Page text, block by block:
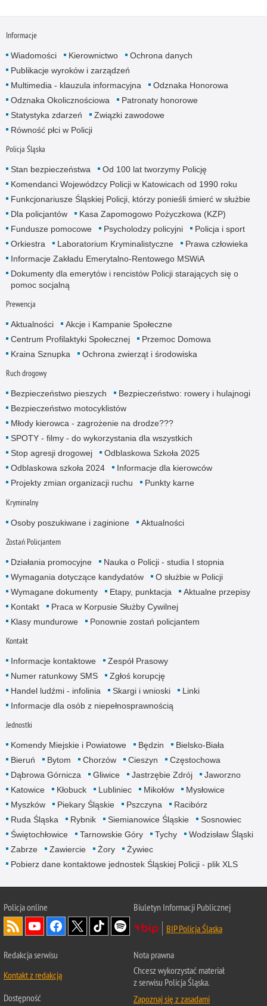
Informacje
Wiadomości Kierownictwo
Ochrona danych
Publikacje wyroków i zarządzeń
Multimedia - klauzula informacyjna
Odznaka Honorowa
Odznaka Okolicznościowa
Patronaty honorowe
Statystyka zdarzeń
Związki zawodowe
Równość płci w Policji
Policja Śląska
Stan bezpieczeństwa
Od 100 lat tworzymy Policję
Komendanci Wojewódzcy Policji w Katowicach od 1990 roku
Funkcjonariusze Śląskiej Policji, którzy ponieśli śmierć w służbie
Dla policjantów
Kasa Zapomogowo Pożyczkowa (KZP)
Fundusze pomocowe
Psycholodzy policyjni
Policja i sport
Orkiestra
Laboratorium Kryminalistyczne
Prawa człowieka
Informacje Zakładu Emerytalno-Rentowego MSWiA
Dokumenty dla emerytów i rencistów Policji starających się o
pomoc socjalną
Prewencja
Aktualności
Akcje i Kampanie Społeczne
Centrum Profilaktyki Społecznej
Przemoc Domowa
Kraina Sznupka
Ochrona zwierząt i środowiska
Ruch drogowy
Bezpieczeństwo pieszych
Bezpieczeństwo: rowery i hulajnogi
Bezpieczeństwo motocyklistów
Młody kierowca - zagrożenie na drodze???
SPOTY - filmy - do wykorzystania dla wszystkich
Stop agresji drogowej
Odblaskowa Szkoła 2025
Odblaskowa szkoła 2024
Informacje dla kierowców
Projekty zmian organizacji ruchu
Punkty karne
Kryminalny
Osoby poszukiwane i zaginione Aktualności
Zostań Policjantem
Działania promocyjne
Nauka o Policji - studia I stopnia
Wymagania dotyczące kandydatów
O służbie w Policji
Wymagane dokumenty
Etapy, punktacja
Aktualne przepisy
Kontakt
Praca w Korpusie Służby Cywilnej
Klasy mundurowe
Ponownie zostań policjantem
Kontakt
Informacje kontaktowe
Zespół Prasowy
Numer ratunkowy SMS
Zgłoś korupcję
Handel ludźmi - infolinia
Skargi i wnioski
Linki
Informacje dla osób z niepełnosprawnością
Jednostki
Komendy Miejskie i Powiatowe Będzin
Bielsko-Biała
Bieruń
Bytom Chorzów Cieszyn
Częstochowa
Dąbrowa Górnicza
Gliwice Jastrzębie Zdrój
Jaworzno
Katowice
Kłobuck Lubliniec Mikołów
Mysłowice
Myszków
Piekary Śląskie Pszczyna
Racibórz
Ruda Śląska
Rybnik Siemianowice Śląskie
Sosnowiec
Świętochłowice
Tarnowskie Góry Tychy
Wodzisław Śląski
Zabrze
Zawiercie Żory
Żywiec
Pobierz dane kontaktowe jednostek Śląskiej Policji - plik XLS
Policja online
Biuletyn Informacji Publicznej
BIP Policja Śląska
Redakcja serwisu
Kontakt z redakcją
Dostępność
Nota prawna
Chcesz wykorzystać materiał
z serwisu Policja Śląska.
Zapoznaj się z zasadami